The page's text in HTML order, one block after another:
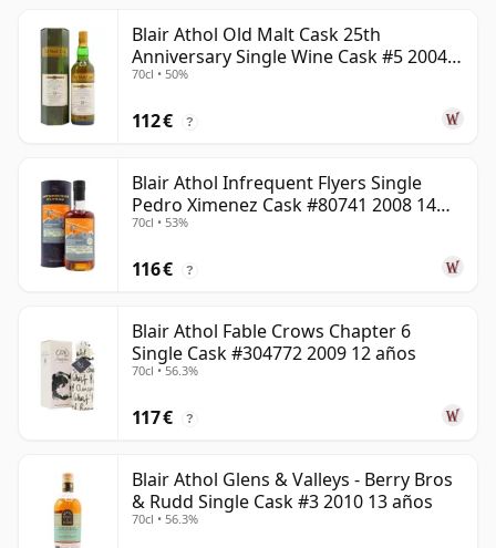
Blair Athol Old Malt Cask 25th
Anniversary Single Wine Cask #5 2004
18 años
70cl • 50%
112 € ?
Blair Athol Infrequent Flyers Single
Pedro Ximenez Cask #80741 2008 14
años
70cl • 53%
116 € ?
Blair Athol Fable Crows Chapter 6
Single Cask #304772 2009 12 años
70cl • 56.3%
117 € ?
Blair Athol Glens & Valleys - Berry Bros
& Rudd Single Cask #3 2010 13 años
70cl • 56.3%